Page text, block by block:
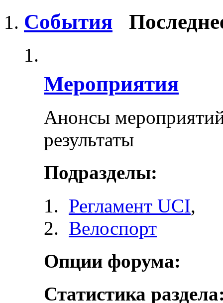
События
Мероприятия
Анонсы
результаты
Подразделы:
Регламент UCI,
Велоспорт
Опции форума:
Статистика